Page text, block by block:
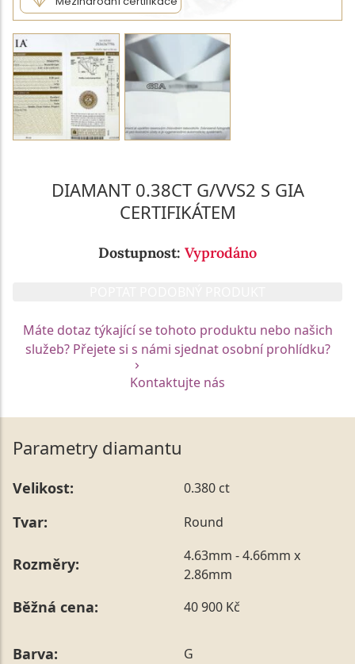
DIAMANT 0.38CT G/VVS2 S GIA
CERTIFIKÁTEM
Dostupnost: Vyprodáno
Máte dotaz týkající se tohoto produktu nebo našich
služeb? Přejete si s námi sjednat osobní prohlídku?
Kontaktujte nás
Parametry diamantu
Velikost: 0.380 ct
Tvar: Round
Rozměry:
4.63mm - 4.66mm x
2.86mm
Běžná cena: 40 900 Kč
Barva: G